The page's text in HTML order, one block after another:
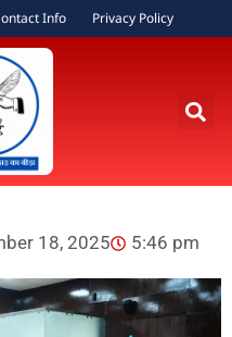
Info Privacy Policy
18, 2025 5:46 pm